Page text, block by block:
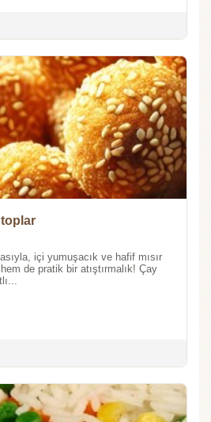
toplar
içi yumuşacık ve hafif mısır
de pratik bir atıştırmalık! Çay